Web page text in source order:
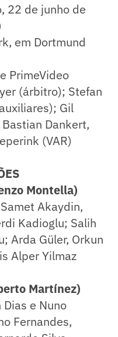
22 de junho de
em Dortmund
PrimeVideo
(árbitro); Stefan
Gil
Dankert,
(VAR)
Montella)
Akaydin,
Kadioglu; Salih
Arda Güler, Orkun
Alper Yilmaz
Martínez)
Dias e Nuno
Fernandes,